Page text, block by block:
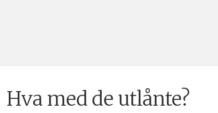
Hva med de utlånte?